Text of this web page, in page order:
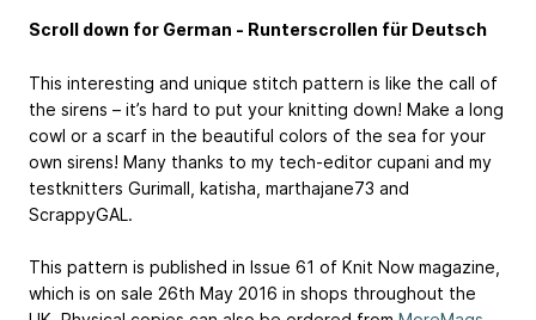
Scroll down for German - Runterscrollen für Deutsch
This interesting and unique stitch pattern is like the call of
the sirens – it’s hard to put your knitting down! Make a long
cowl or a scarf in the beautiful colors of the sea for your
own sirens! Many thanks to my tech-editor cupani and my
testknitters Gurimall, katisha, marthajane73 and
ScrappyGAL.
This pattern is published in Issue 61 of Knit Now magazine,
which is on sale 26th May 2016 in shops throughout the